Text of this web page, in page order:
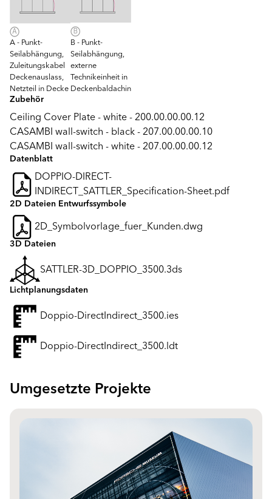
A - Punkt-
Seilabhängung,
Zuleitungskabel
Deckenauslass,
Netzteil in Decke
B - Punkt-
Seilabhängung,
externe
Technikeinheit in
Deckenbaldachin
Zubehör
Ceiling Cover Plate - white - 200.00.00.00.12
CASAMBI wall-switch - black - 207.00.00.00.10
CASAMBI wall-switch - white - 207.00.00.00.12
Datenblatt
DOPPIO-DIRECT-
INDIRECT_SATTLER_Specification-Sheet.pdf
2D Dateien Entwurfssymbole
2D_Symbolvorlage_fuer_Kunden.dwg
3D Dateien
SATTLER-3D_DOPPIO_3500.3ds
Lichtplanungsdaten
Doppio-DirectIndirect_3500.ies
Doppio-DirectIndirect_3500.ldt
Umgesetzte Projekte